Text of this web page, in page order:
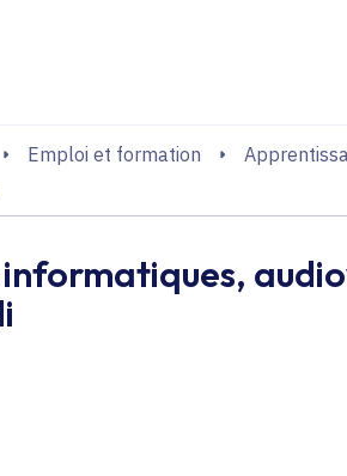
Emploi et formation